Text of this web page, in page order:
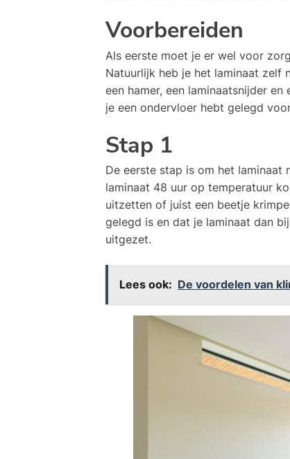
Voorbereiden
Als eerste moet je er wel voor
Natuurlijk heb je het laminaat zelf
een hamer, een laminaatsnijder
je een ondervloer hebt gelegd
Stap 1
De eerste stap is om het
laminaat 48 uur op temperatuur
uitzetten of juist een beetje
gelegd is en dat je laminaat dan
uitgezet.
Lees ook: De voordelen van